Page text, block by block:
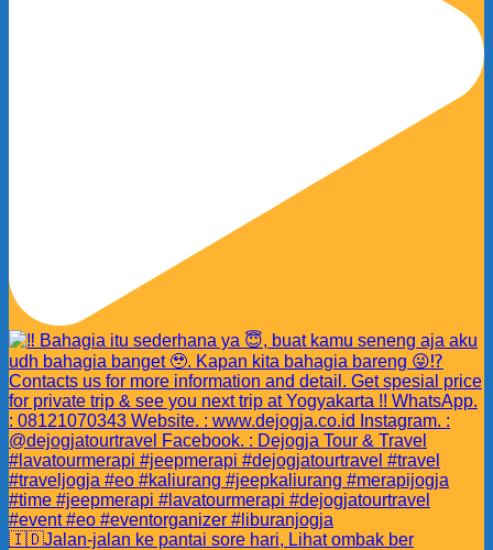
🇮🇩Jalan-jalan ke pantai sore hari, Lihat ombak ber